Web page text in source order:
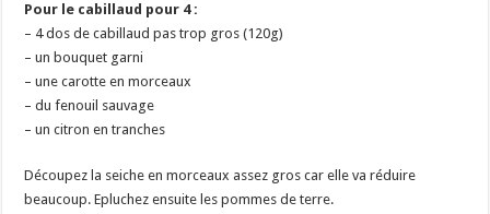
Pour le cabillaud pour 4 :
– 4 dos de cabillaud pas trop gros (120g)
– un bouquet garni
– une carotte en morceaux
– du fenouil sauvage
– un citron en tranches
Découpez la seiche en morceaux assez gros car elle va réduire
beaucoup. Epluchez ensuite les pommes de terre.